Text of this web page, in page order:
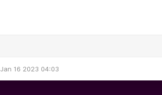
Jan 16 2023 04:03